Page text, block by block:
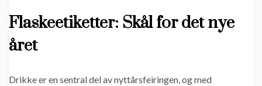
Flaskeetiketter: Skål for det nye
året
Drikke er en sentral del av nyttårsfeiringen, og med